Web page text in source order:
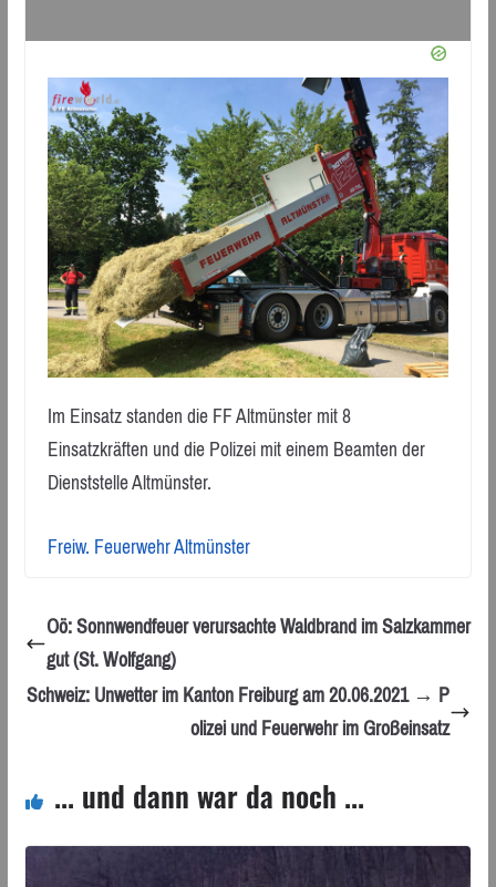
Im Einsatz standen die FF Altmünster mit 8
Einsatzkräften und die Polizei mit einem Beamten der
Dienststelle Altmünster.
Freiw. Feuerwehr Altmünster
Oö: Sonnwendfeuer verursachte Waldbrand im Salzkammer
gut (St. Wolfgang)
Schweiz: Unwetter im Kanton Freiburg am 20.06.2021 → P
olizei und Feuerwehr im Großeinsatz
... und dann war da noch ...